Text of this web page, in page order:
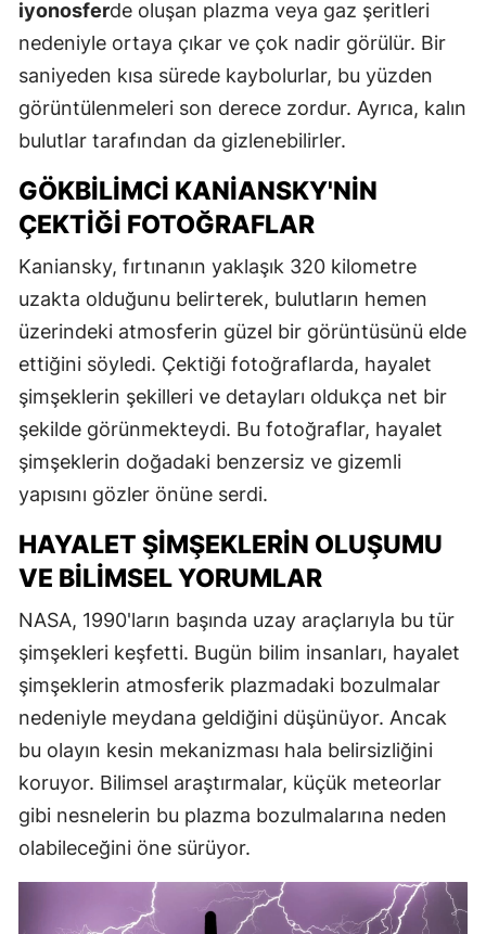
iyonosferde oluşan plazma veya gaz şeritleri
nedeniyle ortaya çıkar ve çok nadir görülür. Bir
saniyeden kısa sürede kaybolurlar, bu yüzden
görüntülenmeleri son derece zordur. Ayrıca, kalın
bulutlar tarafından da gizlenebilirler.
GÖKBILIMCI KANIANSKY'NIN
ÇEKTIĞI FOTOĞRAFLAR
Kaniansky, fırtınanın yaklaşık 320 kilometre
uzakta olduğunu belirterek, bulutların hemen
üzerindeki atmosferin güzel bir görüntüsünü elde
ettiğini söyledi. Çektiği fotoğraflarda, hayalet
şimşeklerin şekilleri ve detayları oldukça net bir
şekilde görünmekteydi. Bu fotoğraflar, hayalet
şimşeklerin doğadaki benzersiz ve gizemli
yapısını gözler önüne serdi.
HAYALET ŞIMŞEKLERIN OLUŞUMU
VE BILIMSEL YORUMLAR
NASA, 1990'ların başında uzay araçlarıyla bu tür
şimşekleri keşfetti. Bugün bilim insanları, hayalet
şimşeklerin atmosferik plazmadaki bozulmalar
nedeniyle meydana geldiğini düşünüyor. Ancak
bu olayın kesin mekanizması hala belirsizliğini
koruyor. Bilimsel araştırmalar, küçük meteorlar
gibi nesnelerin bu plazma bozulmalarına neden
olabileceğini öne sürüyor.